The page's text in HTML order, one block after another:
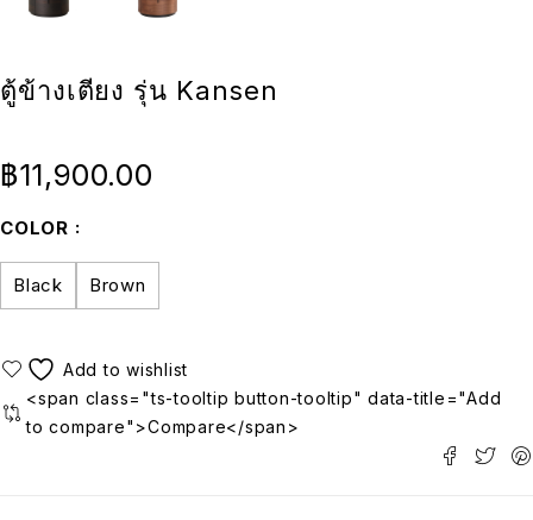
ตู้ข้างเตียง รุ่น Kansen
฿11,900.00
COLOR
Black Brown
<span class="ts-tooltip button-tooltip" data-title="Add
to compare">Compare</span>